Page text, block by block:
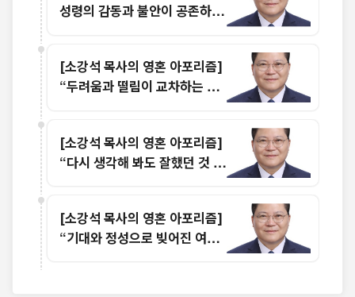
성령의 감동과 불안이 공존하는
[소강석 목사의 영혼 아포리즘]
“두려움과 떨림이 교차하는 시
[소강석 목사의 영혼 아포리즘]
“다시 생각해 봐도 잘했던 것 같
[소강석 목사의 영혼 아포리즘]
“기대와 정성으로 빚어진 여름